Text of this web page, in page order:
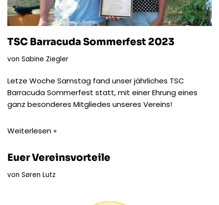
TSC Barracuda Sommerfest 2023
von Sabine Ziegler
Letze Woche Samstag fand unser jährliches TSC
Barracuda Sommerfest statt, mit einer Ehrung eines
ganz besonderes Mitgliedes unseres Vereins!
Weiterlesen »
Euer Vereinsvorteile
von Søren Lutz